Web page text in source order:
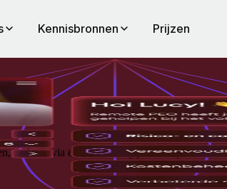
Kennisbronnen Prijzen
zodat je via één eenvoudig platform je team